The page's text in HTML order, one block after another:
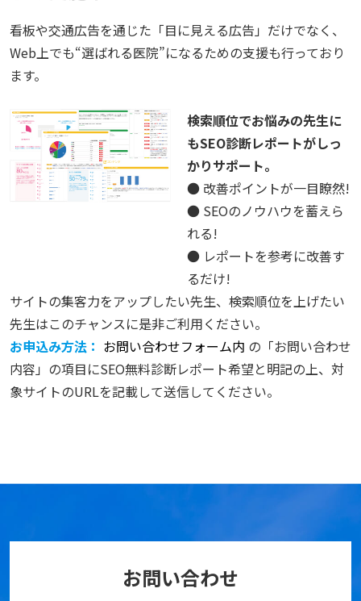
看板や交通広告を通じた「目に見える広告」だけでなく、
Web上でも“選ばれる医院”になるための支援も行っており
ます。
検索順位でお悩みの先生に
もSEO診断レポートがしっ
かりサポート。
● 改善ポイントが一目瞭然!
● SEOのノウハウを蓄えら
れる!
● レポートを参考に改善す
るだけ!
サイトの集客力をアップしたい先生、検索順位を上げたい
先生はこのチャンスに是非ご利用ください。
お申込み方法： お問い合わせフォーム内 の「お問い合わせ
内容」の項目にSEO無料診断レポート希望と明記の上、対
象サイトのURLを記載して送信してください。
お問い合わせ